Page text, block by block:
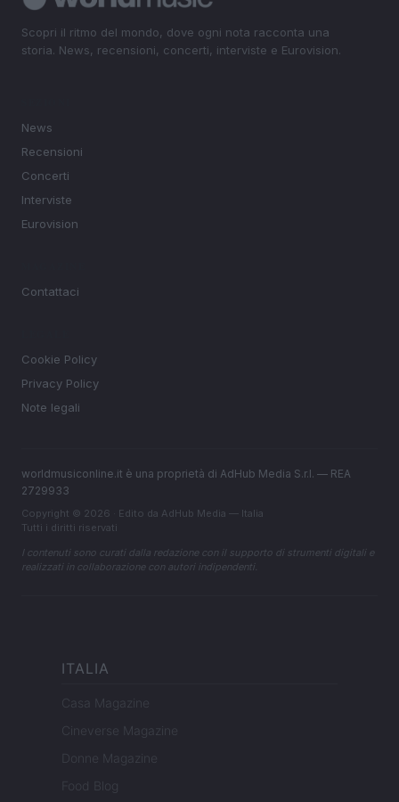
Scopri il ritmo del mondo, dove ogni nota racconta una
storia. News, recensioni, concerti, interviste e Eurovision.
News
Recensioni
Concerti
Interviste
Eurovision
Contattaci
Cookie Policy
Privacy Policy
Note legali
worldmusiconline.it è una proprietà di AdHub Media S.r.l. — REA
2729933
Copyright © 2026 · Edito da AdHub Media — Italia
Tutti i diritti riservati
I contenuti sono curati dalla redazione con il supporto di strumenti digitali e
realizzati in collaborazione con autori indipendenti.
ITALIA
Casa Magazine
Cineverse Magazine
Donne Magazine
Food Blog